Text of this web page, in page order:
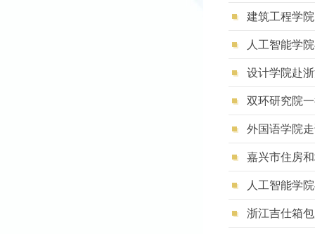
建筑工程学
人工智能学
设计学院赴
双环研究院
外国语学院
嘉兴市住房
人工智能学
浙江吉仕箱